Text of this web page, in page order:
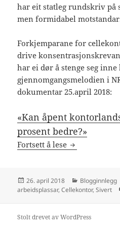
har eit statleg rundskriv på
men formidabel
Forkjemparane for
drive
har ei dør å stenge seg inne
gjennomgangsmelodien i
dokumentar 25.april 2018:
«Kan åpent
prosent bedre?»
Fortsett å lese Framtidas
Publisert
26. april 2018 Kategorier
Blogginnlegg
arbeidsplassar,Cellekontor,Sivert
Stolt drevet av WordPress